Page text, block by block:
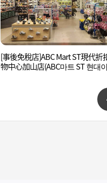
[事後免稅店]ABC Mart ST現代折
物中心加山店(ABC마트 ST 현대